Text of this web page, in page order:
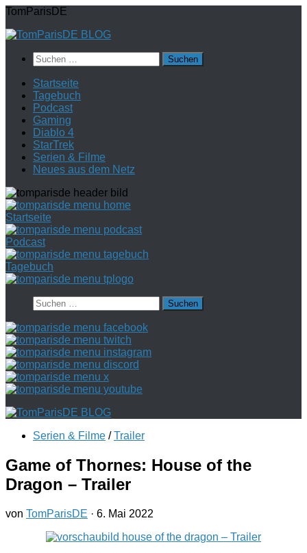
Zum
springen
TomParisDE
Suchen
nach:
Startseite
Tagebuch
Podcast
Gaming
Diablo 4
StarTrek
Serien & Filme
Neues aus dem Netz
Startseite
Podcast
Tagebuch
Suchen
nach:
Serien & Filme / Trailer
Game of Thornes: House of the
Dragon – Trailer
von TomParisDE · 6. Mai 2022